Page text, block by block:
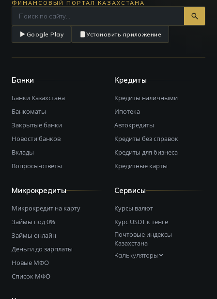
ФИНАНСОВЫЙ ПОРТАЛ КАЗАХСТАНА
Google Play Установить приложение
Банки
Банки Казахстана
Банкоматы
Закрытые банки
Новости банков
Вклады
Вопросы-ответы
Кредиты
Кредиты наличными
Ипотека
Автокредиты
Кредиты без справок
Кредиты для бизнеса
Кредитные карты
Микрокредиты
Микрокредит на карту
Займы под 0%
Займы онлайн
Деньги до зарплаты
Новые МФО
Список МФО
Сервисы
Курсы валют
Курс USDT к тенге
Почтовые индексы
Казахстана
Калькуляторы